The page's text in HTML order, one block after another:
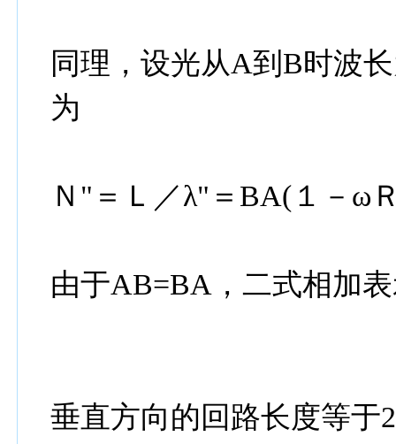
同理，设光从A到B时波
为
Ｎ"＝Ｌ／λ"＝BA(１－ω
由于AB=BA，二式相加
垂直方向的回路长度等于